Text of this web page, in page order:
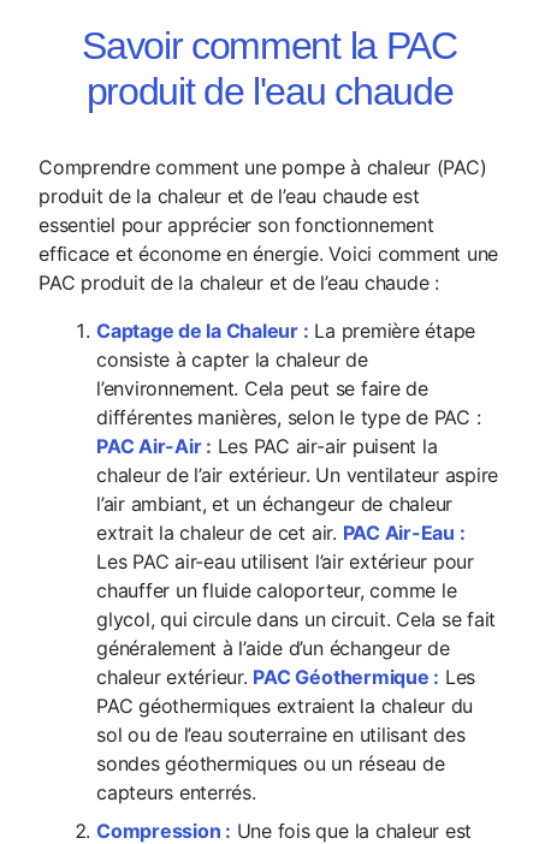
Savoir comment la PAC
produit de l'eau chaude
Comprendre comment une pompe à chaleur (PAC)
produit de la chaleur et de l’eau chaude est
essentiel pour apprécier son fonctionnement
efficace et économe en énergie. Voici comment une
PAC produit de la chaleur et de l’eau chaude :
Captage de la Chaleur : La première étape
consiste à capter la chaleur de
l’environnement. Cela peut se faire de
différentes manières, selon le type de PAC :
PAC Air-Air : Les PAC air-air puisent la
chaleur de l’air extérieur. Un ventilateur aspire
l’air ambiant, et un échangeur de chaleur
extrait la chaleur de cet air. PAC Air-Eau :
Les PAC air-eau utilisent l’air extérieur pour
chauffer un fluide caloporteur, comme le
glycol, qui circule dans un circuit. Cela se fait
généralement à l’aide d’un échangeur de
chaleur extérieur. PAC Géothermique : Les
PAC géothermiques extraient la chaleur du
sol ou de l’eau souterraine en utilisant des
sondes géothermiques ou un réseau de
capteurs enterrés.
Compression : Une fois que la chaleur est